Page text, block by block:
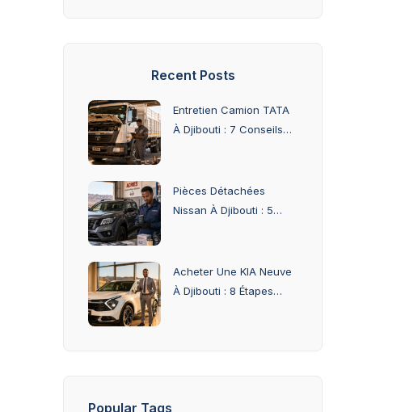
Recent Posts
Entretien Camion TATA
À Djibouti : 7 Conseils
Pièces Détachées
Nissan À Djibouti : 5
Acheter Une KIA Neuve
À Djibouti : 8 Étapes
Popular Tags